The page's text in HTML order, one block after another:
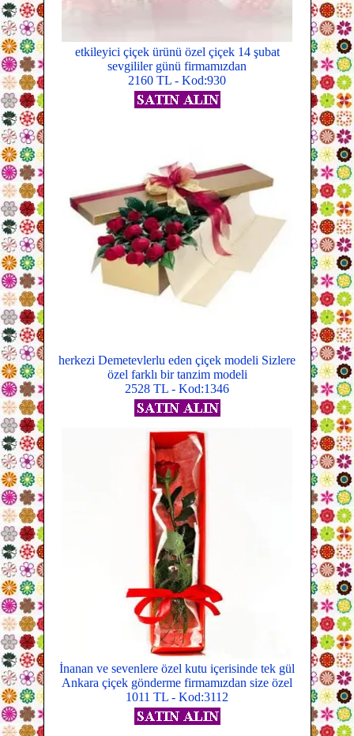
etkileyici çiçek ürünü özel çiçek 14 şubat
sevgililer günü firmamızdan
2160 TL - Kod:930
herkezi Demetevlerlu eden çiçek modeli Sizlere
özel farklı bir tanzim modeli
2528 TL - Kod:1346
İnanan ve sevenlere özel kutu içerisinde tek gül
Ankara çiçek gönderme firmamızdan size özel
1011 TL - Kod:3112